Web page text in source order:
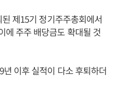
제15기 정기주주총회에서
에 주주 배당금도 확대될 것
이후 실적이 다소 후퇴하더